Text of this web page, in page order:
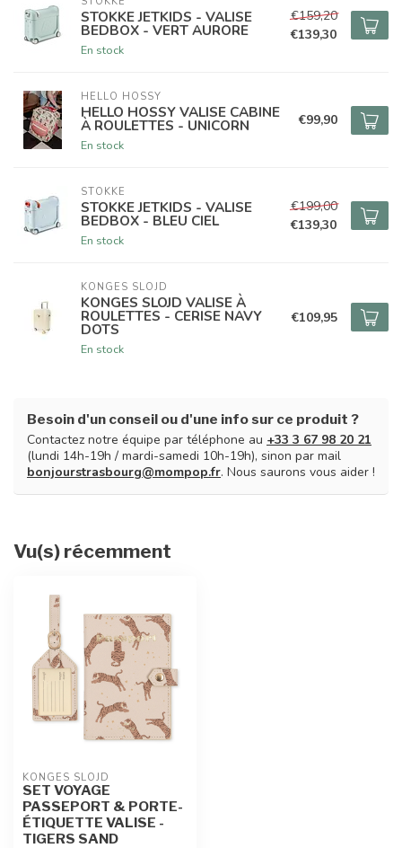
STOKKE JETKIDS - VALISE
BEDBOX - VERT AURORE
En stock
€159,20
€139,30
HELLO HOSSY
HELLO HOSSY VALISE CABINE
À ROULETTES - UNICORN
En stock
€99,90
STOKKE
STOKKE JETKIDS - VALISE
BEDBOX - BLEU CIEL
En stock
€199,00
€139,30
KONGES SLOJD
KONGES SLOJD VALISE À
ROULETTES - CERISE NAVY
DOTS
En stock
€109,95
Besoin d'un conseil ou d'une info sur ce produit ?
Contactez notre équipe par téléphone au +33 3 67 98 20 21
(lundi 14h-19h / mardi-samedi 10h-19h), sinon par mail
bonjourstrasbourg@mompop.fr. Nous saurons vous aider !
Vu(s) récemment
KONGES SLOJD
SET VOYAGE
PASSEPORT & PORTE-
ÉTIQUETTE VALISE -
TIGERS SAND